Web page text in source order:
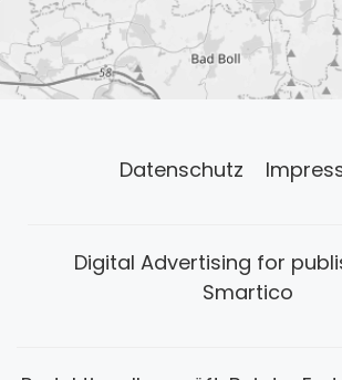
Datenschutz
Digital Advertising for
Smartico